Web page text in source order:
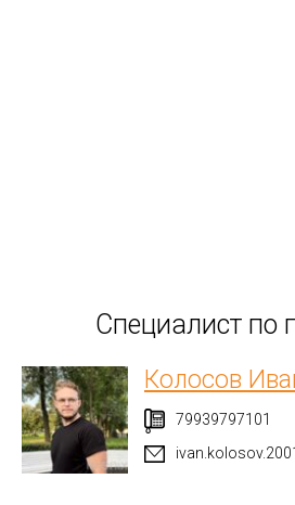
Специалист по
Колосов
79939797101